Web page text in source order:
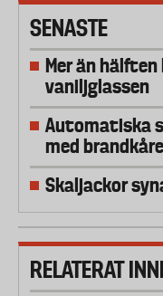
SENASTE
Mer än
vaniljglassen
Automatiska
med
Skaljackor
RELATERAT